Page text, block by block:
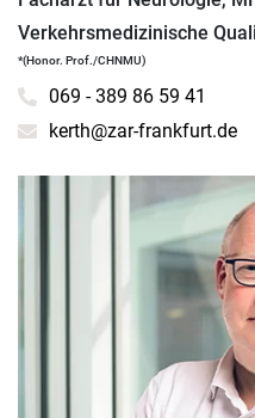
Verkehrsmedizinische
*(Honor. Prof./CHNMU)
069 - 389 86 59 41
kerth@zar-frankfurt.de